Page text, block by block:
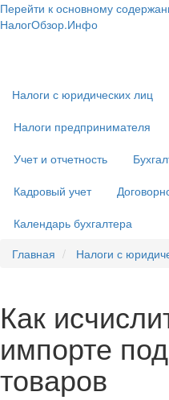
Перейти к основному
НалогОбзор.Инфо
Налоги с юридических лиц
Налоги предпринимателя
Учет и отчетность
Кадровый учет
Календарь бухгалтера
Главная
Налоги с
Как
импорте
товаров